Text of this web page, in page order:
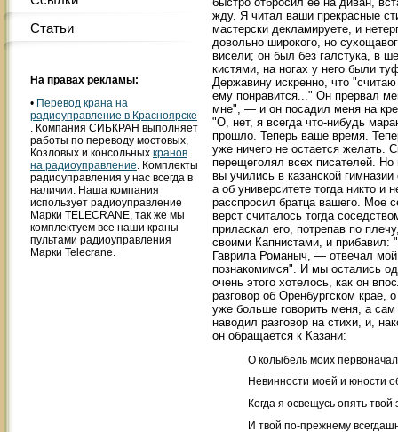
Статьи
На правах рекламы:
• Перевод крана на
радиоуправление в Красноярске
. Компания СИБКРАН выполняет
работы по переводу мостовых,
Козловых и консольных кранов
на радиоуправление. Комплекты
радиоуправления у нас всегда в
наличии. Наша компания
использует радиоуправление
Марки TELECRANE, так же мы
комплектуем все наши краны
пультами радиоуправления
Марки Telecrane.
жду. Я читал ваши прекрасные
мастерски декламируете, и
довольно широкого, но
висели; он был без галстука, в
кистями, на ногах у него были
Державину искренно, что
ему понравится..." Он прервал
мне", — и он посадил меня на
"О, нет, я всегда что-нибудь
прошло. Теперь ваше время.
уже ничего не остается желать.
перещеголял всех писателей.
вы учились в казанской
а об университете тогда никто
расспросил братца вашего. Мое
верст считалось тогда
приласкал его, потрепав по
своими Капнистами, и
Гаврила Романыч, — отвечал
познакомимся". И мы остались
очень этого хотелось, как он
разговор об Оренбургском крае,
уже больше говорить меня, а
наводил разговор на стихи, и,
он обращается к Казани:
О колыбель моих
Невинности моей и юности
Когда я освещусь опять твой
И твой по-прежнему